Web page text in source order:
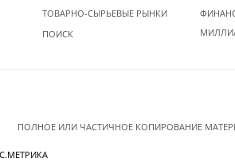
ТОВАРНО-СЫРЬЕВЫЕ РЫНКИ
ПОИСК
ПОЛНОЕ ИЛИ ЧАСТИЧНОЕ КОПИРОВАНИЕ